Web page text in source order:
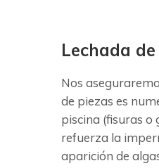
Lechada
Nos
de piezas es
piscina (fisuras o
refuerza la
aparición de